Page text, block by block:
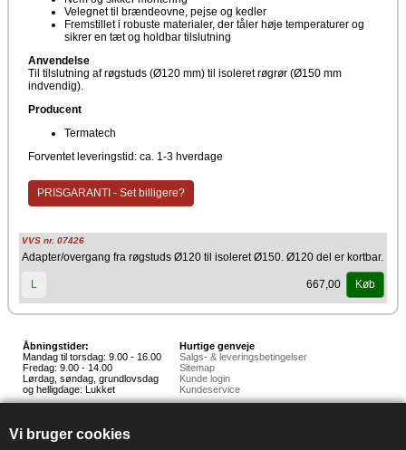
Vi bruger cookies
Velegnet til brændeovne, pejse og kedler
Fremstillet i robuste materialer, der tåler høje temperaturer og
sikrer en tæt og holdbar tilslutning
Anvendelse
Til tilslutning af røgstuds (Ø120 mm) til isoleret røgrør (Ø150 mm
indvendig).
Producent
Termatech
Forventet leveringstid: ca. 1-3 hverdage
PRISGARANTI - Set billigere?
VVS nr. 07426
Adapter/overgang fra røgstuds Ø120 til isoleret Ø150. Ø120 del er kortbar.
L 667,00 Køb
Åbningstider:
Mandag til torsdag: 9.00 - 16.00
Fredag: 9.00 - 14.00
Lørdag, søndag, grundlovsdag
og helligdage: Lukket
Hurtige genveje
Salgs- & leveringsbetingelser
Sitemap
Kunde login
Kundeservice
Hunnerupvej 3, 6920 Videbæk
E-mail:salg@hedestoker.dk